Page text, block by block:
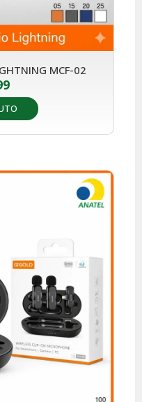
MCF-02